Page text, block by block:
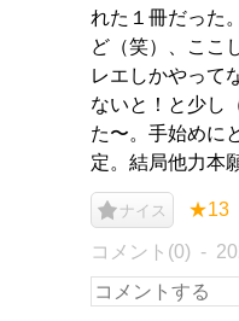
れた１冊だった
ど（笑）、ここ
レエしかやって
ないと！と少し
た〜。手始めに
定。結局他力本
ナイス ★13
コメント(0)